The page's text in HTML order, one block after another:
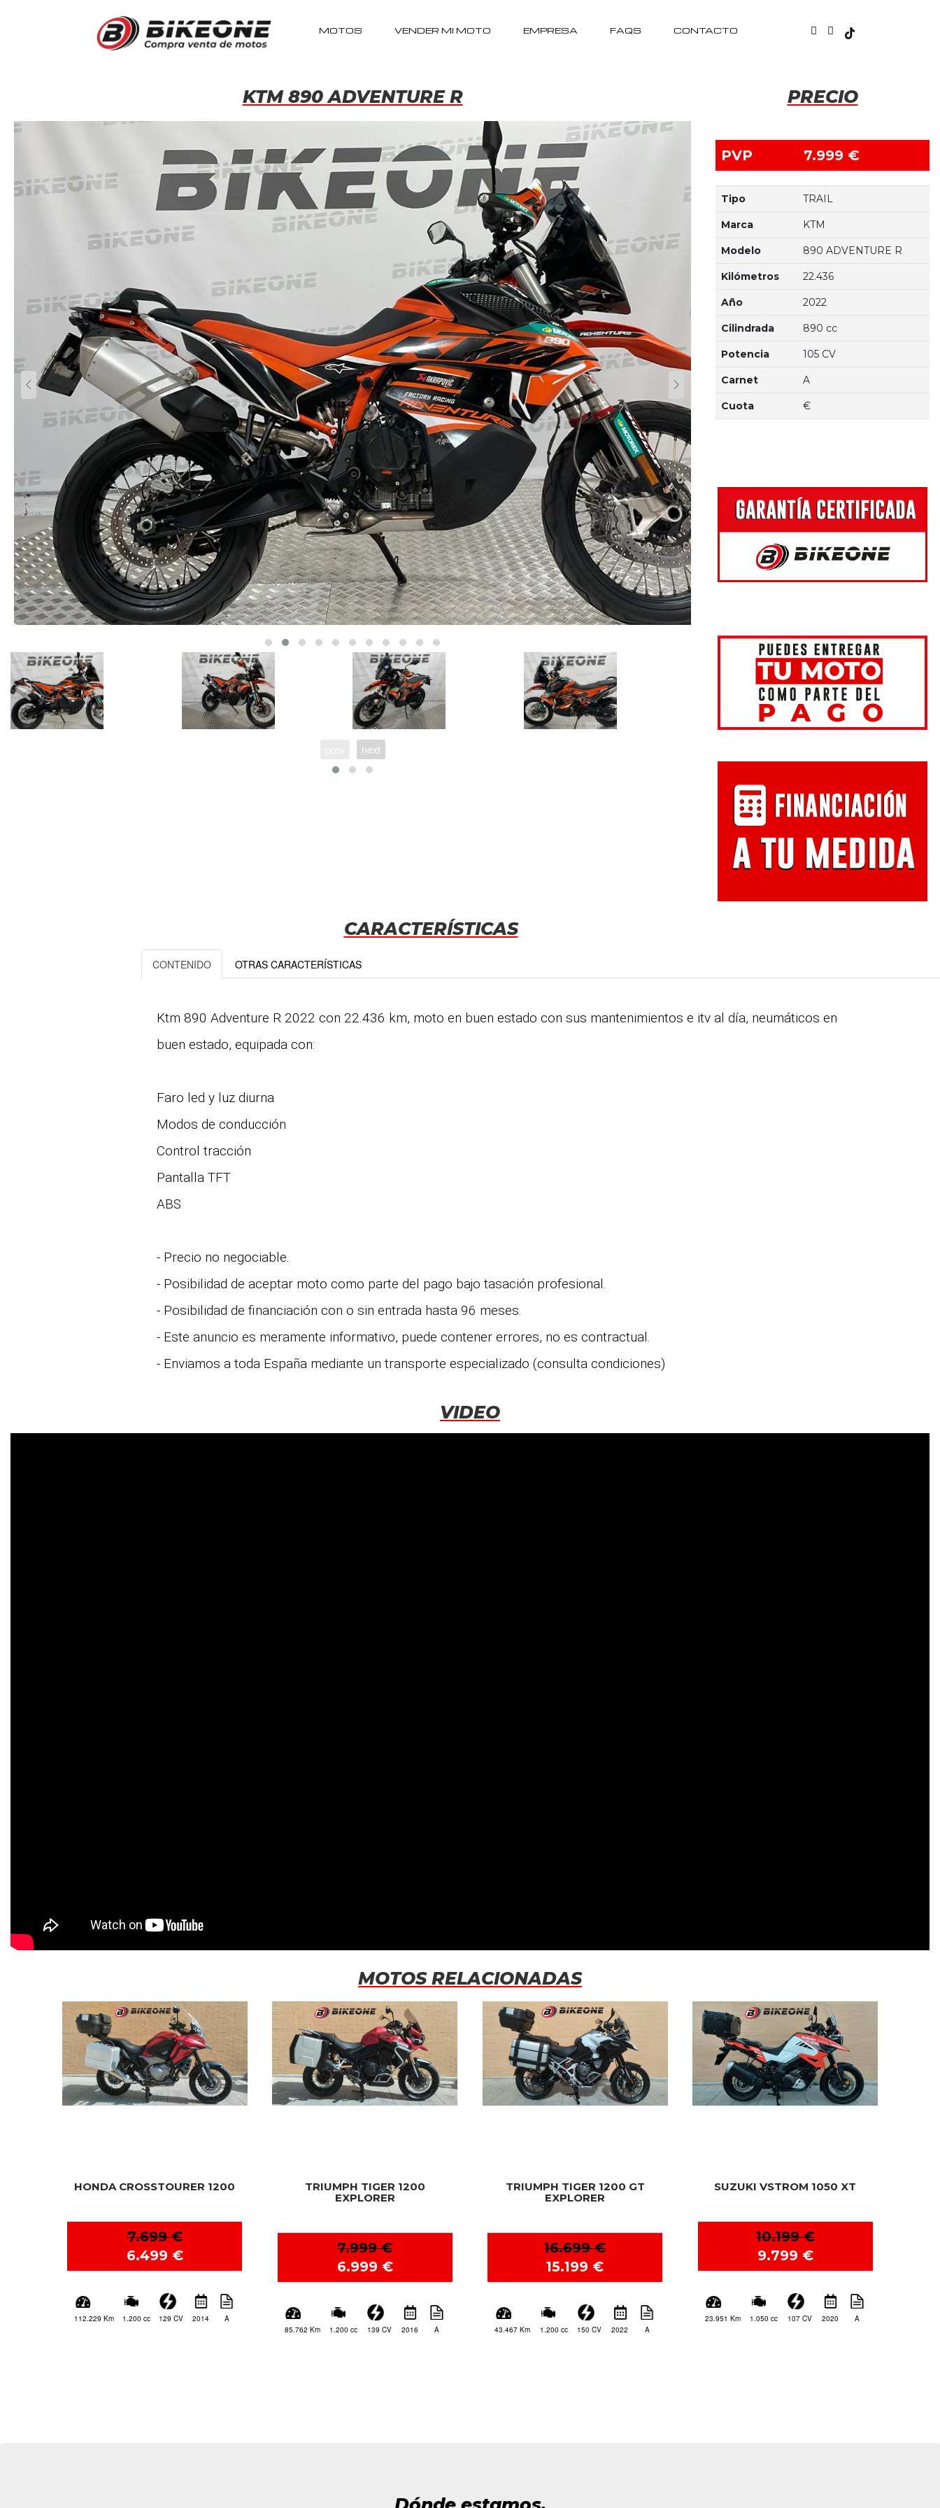
MOTOS VENDER MI MOTO EMPRESA FAQS CONTACTO
KTM 890 ADVENTURE R
next
PRECIO
PVP 7.999 €
Tipo TRAIL
Marca KTM
Modelo 890 ADVENTURE R
Kilómetros 22.436
Año 2022
Cilindrada 890 cc
Potencia 105 CV
Carnet A
Cuota €
CARACTERÍSTICAS
CONTENIDO OTRAS CARACTERÍSTICAS
Ktm 890 Adventure R 2022 con 22.436 km, moto en buen estado con sus mantenimientos e itv al día, neumáticos en
buen estado, equipada con:
Faro led y luz diurna
Modos de conducción
Control tracción
Pantalla TFT
ABS
- Precio no negociable.
- Posibilidad de aceptar moto como parte del pago bajo tasación profesional.
- Posibilidad de financiación con o sin entrada hasta 96 meses.
- Este anuncio es meramente informativo, puede contener errores, no es contractual.
- Enviamos a toda España mediante un transporte especializado (consulta condiciones)
VIDEO
MOTOS RELACIONADAS
HARLEY DAVIDSON PAN
AMERICA 1250
16.799 €
14.999 €
5.844 Km 1.250 cc 152 CV
SUZUKI VSTROM 1050 XT
9.999 €
9.199 €
37.145 Km 1.050 cc 108 CV